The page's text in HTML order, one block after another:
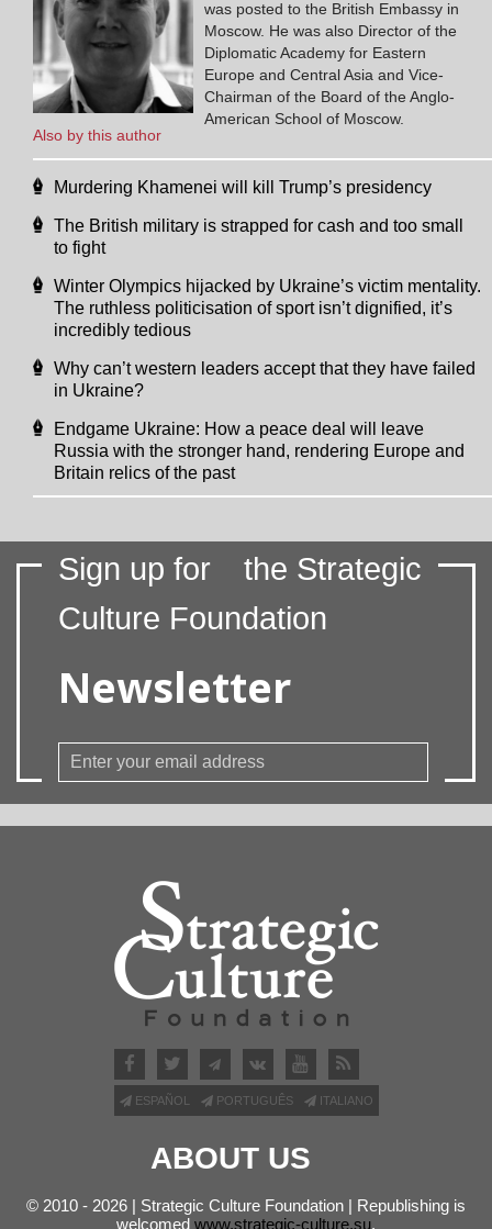
Also by this author
was posted to the British Embassy in
Moscow. He was also Director of the
Diplomatic Academy for Eastern
Europe and Central Asia and Vice-
Chairman of the Board of the Anglo-
American School of Moscow.
Murdering Khamenei will kill Trump’s presidency
The British military is strapped for cash and too small
to fight
Winter Olympics hijacked by Ukraine’s victim mentality.
The ruthless politicisation of sport isn’t dignified, it’s
incredibly tedious
Why can’t western leaders accept that they have failed
in Ukraine?
Endgame Ukraine: How a peace deal will leave
Russia with the stronger hand, rendering Europe and
Britain relics of the past
Sign up for
the Strategic
Culture Foundation
Newsletter
ESPAÑOL PORTUGUÊS ITALIANO
ABOUT US
© 2010 - 2026 | Strategic Culture Foundation | Republishing is
welcomed www.strategic-culture.su.